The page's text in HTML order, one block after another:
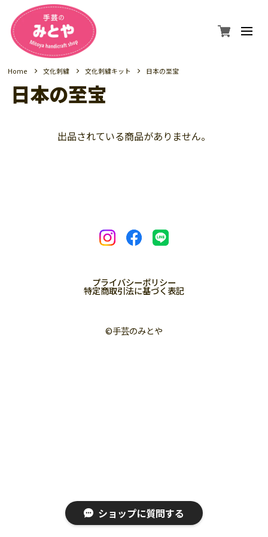
Home 文化刺繍 文化刺繍キット 日本の至宝
日本の至宝
出品されている商品がありません。
プライバシーポリシー
特定商取引法に基づく表記
©︎手芸のみとや
ショップに質問する